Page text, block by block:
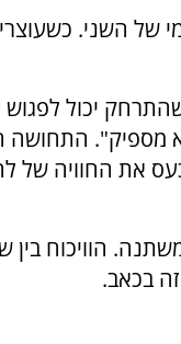
של השני.
יכול
התחושה
את החוויה של
הוויכוח בין
בכאב.